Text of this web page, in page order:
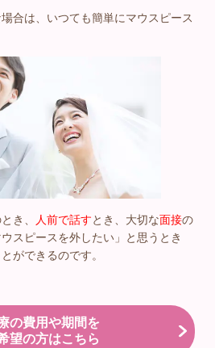
合は、いつても簡単にマウスピース
き、 人前で話すとき、大切な面接の
スピースを外したい」と思うとき
ができるのです。
の費用や期間を
望の方はこちら